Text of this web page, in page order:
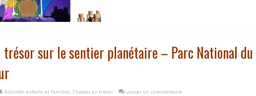
trésor sur le sentier planétaire – Parc National du
Activités enfants et familles, Chasses au trésor Laisser un commentaire